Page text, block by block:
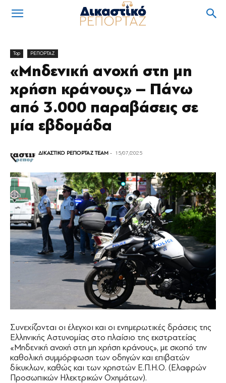
Top ΡΕΠΟΡΤΑΖ
«Μηδενική ανοχή στη μη
χρήση κράνους» – Πάνω
από 3.000 παραβάσεις σε
μία εβδομάδα
ΔΙΚΑΣΤΙΚΟ ΡΕΠΟΡΤΑΖ TEAM - 15/07/2025
Συνεχίζονται οι έλεγχοι και οι ενημερωτικές δράσεις της
Ελληνικής Αστυνομίας στο πλαίσιο της εκστρατείας
«Μηδενική ανοχή στη μη χρήση κράνους», με σκοπό την
καθολική συμμόρφωση των οδηγών και επιβατών
δίκυκλων, καθώς και των χρηστών Ε.Π.Η.Ο. (Ελαφρών
Προσωπικών Ηλεκτρικών Οχημάτων).